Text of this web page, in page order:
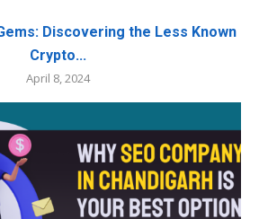
Discovering the Less Known
Crypto...
April 8, 2024